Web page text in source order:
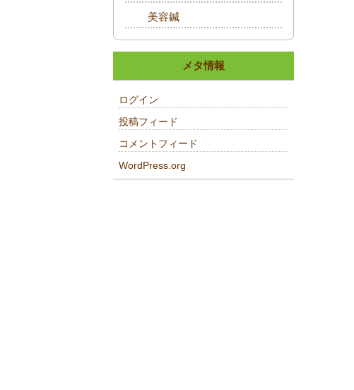
美容鍼
メタ情報
ログイン
投稿フィード
コメントフィード
WordPress.org